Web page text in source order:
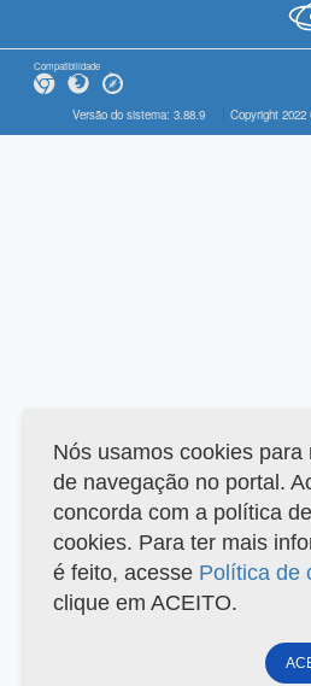
Compatibilidade
Versão do sistema: 3.88.9 Copyright 2022
Nós usamos cookies
de navegação no portal.
concorda com a política
cookies. Para ter mais
é feito, acesse Política de
clique em ACEITO.